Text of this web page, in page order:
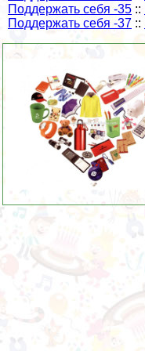
Поддержать себя -35 ::
Поддержать себя -37 ::